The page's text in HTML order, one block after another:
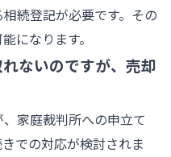
続登記が必要です。その
になります。
ないのですが、売却
家庭裁判所への申立て
での対応が検討されま